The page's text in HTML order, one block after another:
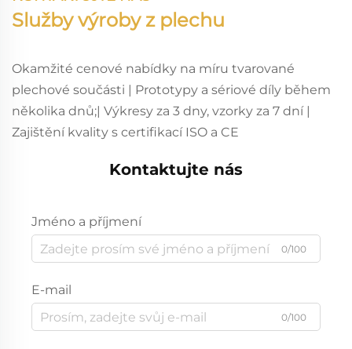
Služby výroby z plechu
Okamžité cenové nabídky na míru tvarované
plechové součásti | Prototypy a sériové díly během
několika dnů;| Výkresy za 3 dny, vzorky za 7 dní |
Zajištění kvality s certifikací ISO a CE
Kontaktujte nás
Jméno a příjmení
0/100
E-mail
0/100